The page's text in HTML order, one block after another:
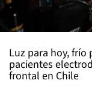
Luz para hoy, frío
pacientes
frontal en Chile